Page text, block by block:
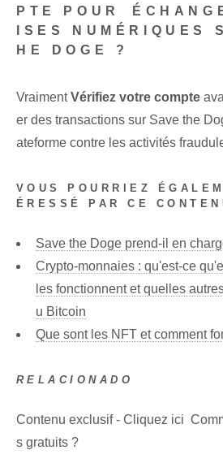
PTE POUR⁤
ISES NUMÉRIQUES‍
HE ‌DOGE ?
VraimentVérifiez votre compte
er des transactions sur‌ Save ⁢the
ateforme contre les activités
VOUS POURRIEZ
ÉRESSÉ PAR CE
Save the Doge prend-il en
Crypto-monnaies : qu'est-ce
les fonctionnent et quelles
u Bitcoin
Que sont les NFT et comment
RELACIONADO
Contenu exclusif - Cliquez ici
s gratuits ?